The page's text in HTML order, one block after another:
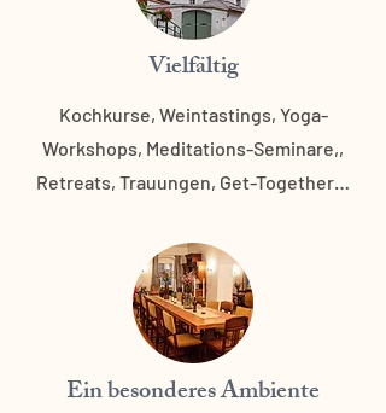
Vielfältig
Kochkurse, Weintastings, Yoga-
Workshops, Meditations-Seminare,,
Retreats, Trauungen, Get-Together…
Ein besonderes Ambiente